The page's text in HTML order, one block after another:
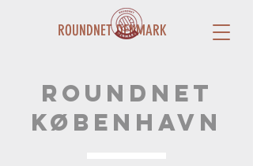
ROUNDNET DENMARK
Roundnet
København